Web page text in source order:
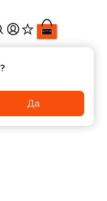
Аксесcуары
?
Да